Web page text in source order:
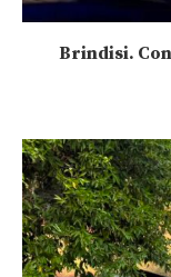
Brindisi.